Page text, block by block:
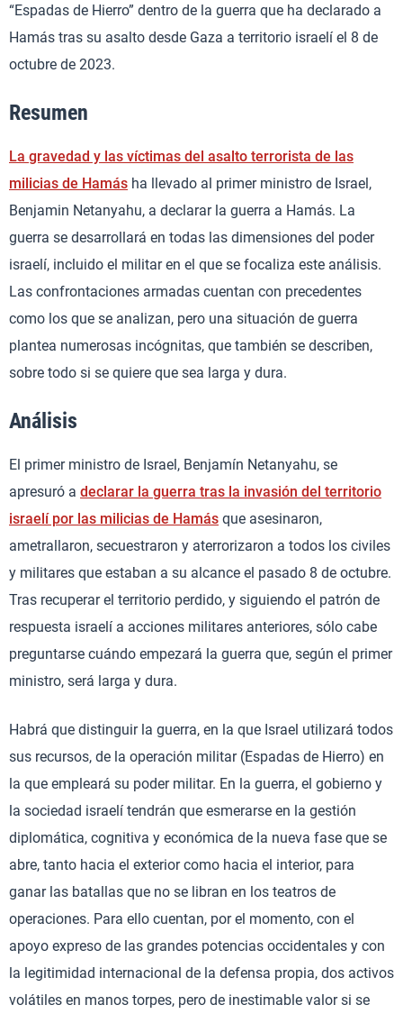
“Espadas de Hierro” dentro de la guerra que ha declarado a
Hamás tras su asalto desde Gaza a territorio israelí el 8 de
octubre de 2023.
Resumen
La gravedad y las víctimas del asalto terrorista de las
milicias de Hamás ha llevado al primer ministro de Israel,
Benjamin Netanyahu, a declarar la guerra a Hamás. La
guerra se desarrollará en todas las dimensiones del poder
israelí, incluido el militar en el que se focaliza este análisis.
Las confrontaciones armadas cuentan con precedentes
como los que se analizan, pero una situación de guerra
plantea numerosas incógnitas, que también se describen,
sobre todo si se quiere que sea larga y dura.
Análisis
El primer ministro de Israel, Benjamín Netanyahu, se
apresuró a declarar la guerra tras la invasión del territorio
israelí por las milicias de Hamás que asesinaron,
ametrallaron, secuestraron y aterrorizaron a todos los civiles
y militares que estaban a su alcance el pasado 8 de octubre.
Tras recuperar el territorio perdido, y siguiendo el patrón de
respuesta israelí a acciones militares anteriores, sólo cabe
preguntarse cuándo empezará la guerra que, según el primer
ministro, será larga y dura.
Habrá que distinguir la guerra, en la que Israel utilizará todos
sus recursos, de la operación militar (Espadas de Hierro) en
la que empleará su poder militar. En la guerra, el gobierno y
la sociedad israelí tendrán que esmerarse en la gestión
diplomática, cognitiva y económica de la nueva fase que se
abre, tanto hacia el exterior como hacia el interior, para
ganar las batallas que no se libran en los teatros de
operaciones. Para ello cuentan, por el momento, con el
apoyo expreso de las grandes potencias occidentales y con
la legitimidad internacional de la defensa propia, dos activos
volátiles en manos torpes, pero de inestimable valor si se